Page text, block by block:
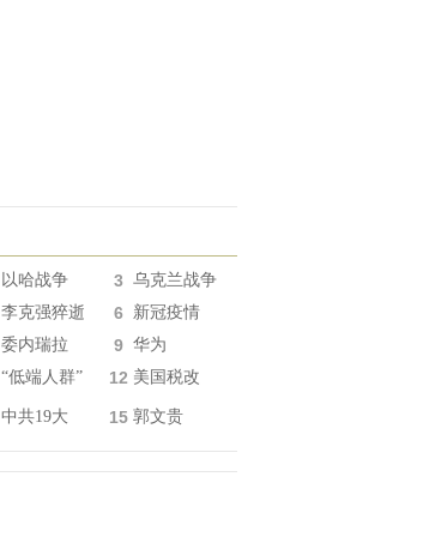
以哈战争 3 乌克兰战争
李克强猝逝 6 新冠疫情
委内瑞拉 9 华为
“低端人群” 12 美国税改
中共19大 15 郭文贵